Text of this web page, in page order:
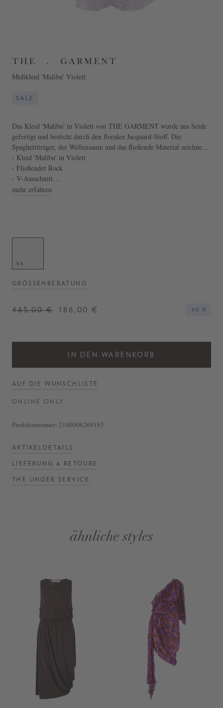
Midikleid 'Malibu' Violett
SALE
Das Kleid 'Malibu' in Violett von THE GARMENT wurde aus Seide
gefertigt und besticht durch den floralen Jacquard-Stoff. Die
Spaghettiträger, der Wellensaum und das fließende Material zeichnen
dieses romantische Modell aus. Die Midilänge, der Bindeverschluss
und das glänzende Finish vollenden diesen Look.
- Kleid 'Malibu' in Violett
- Fließender Rock
- V-Ausschnitt
- Angenehme Haptik
mehr erfahren
34
GRÖSSENBERATUNG
465,00 € 186,00 € -60 %
IN DEN WARENKORB
AUF DIE WUNSCHLISTE
ONLINE ONLY
Produktnummer: 2100006269185
ARTIKELDETAILS
LIEFERUNG & RETOURE
THE UNGER SERVICE
ähnliche styles